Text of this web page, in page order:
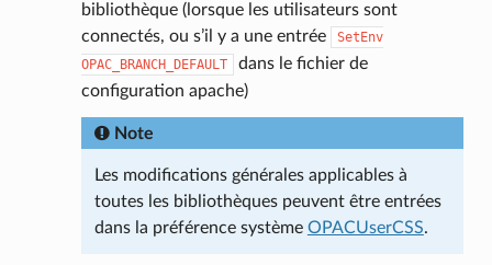
bibliothèque (lorsque les utilisateurs sont
connectés, ou s’il y a une entrée
SetEnv
OPAC_BRANCH_DEFAULT
dans le fichier de
configuration apache)
Note
Les modifications générales applicables à
toutes les bibliothèques peuvent être entrées
dans la préférence système OPACUserCSS.